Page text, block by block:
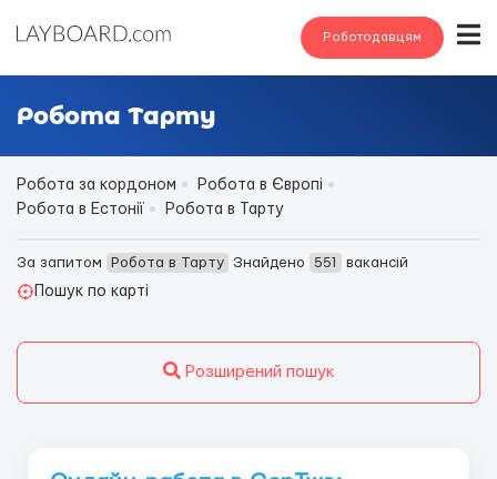
Роботодавцям
Робота Тарту
Робота за кордоном
Робота в Європі
Робота в Естонії
Робота в Тарту
За запитом Робота в Тарту Знайдено 551
вакансій
Пошук по карті
Розширений пошук